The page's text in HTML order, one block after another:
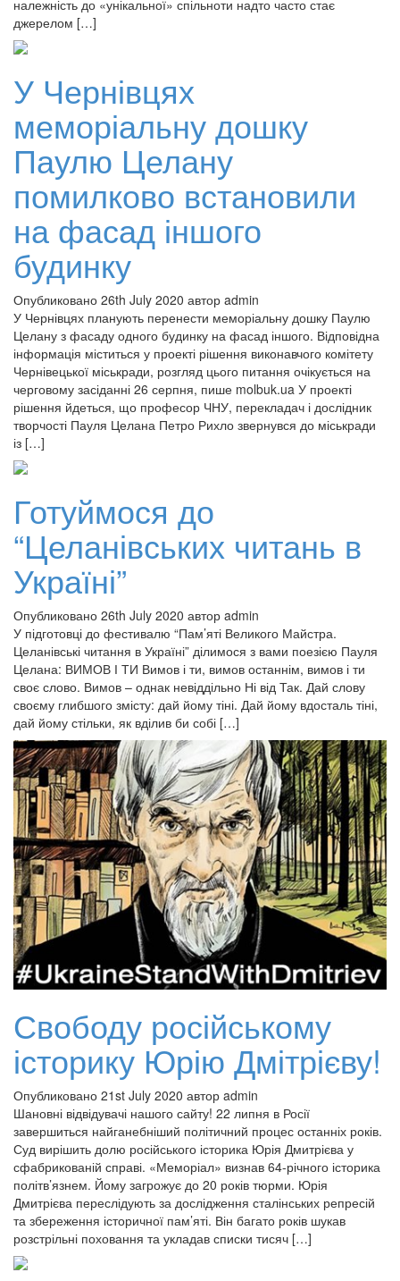
належність до «унікальної» спільноти надто часто стає
джерелом […]
У Чернівцях
меморіальну дошку
Паулю Целану
помилково встановили
на фасад іншого
будинку
Опубликовано 26th July 2020 автор admin
У Чернівцях планують перенести меморіальну дошку Паулю
Целану з фасаду одного будинку на фасад іншого. Відповідна
інформація міститься у проекті рішення виконавчого комітету
Чернівецької міськради, розгляд цього питання очікується на
черговому засіданні 26 серпня, пише molbuk.ua У проекті
рішення йдеться, що професор ЧНУ, перекладач і дослідник
творчості Пауля Целана Петро Рихло звернувся до міськради
із […]
Готуймося до
“Целанівських читань в
Україні”
Опубликовано 26th July 2020 автор admin
У підготовці до фестивалю “Пам’яті Великого Майстра.
Целанівські читання в Україні” ділимося з вами поезією Пауля
Целана: ВИМОВ І ТИ Вимов і ти, вимов останнім, вимов і ти
своє слово. Вимов – однак невіддільно Ні від Так. Дай слову
своєму глибшого змісту: дай йому тіні. Дай йому вдосталь тіні,
дай йому стільки, як вділив би собі […]
Свободу російському
історику Юрію Дмітрієву!
Опубликовано 21st July 2020 автор admin
Шановні відвідувачі нашого сайту! 22 липня в Росії
завершиться найганебніший політичний процес останніх років.
Суд вирішить долю російського історика Юрія Дмитрієва у
сфабрикованій справі. «Меморіал» визнав 64-річного історика
політв’язнем. Йому загрожує до 20 років тюрми. Юрія
Дмитрієва переслідують за дослідження сталінських репресій
та збереження історичної пам’яті. Він багато років шукав
розстрільні поховання та укладав списки тисяч […]